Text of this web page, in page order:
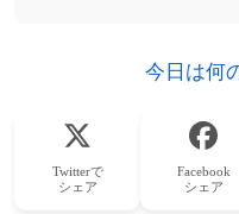
今日は何
Twitterで
シェア
Facebook
シェア